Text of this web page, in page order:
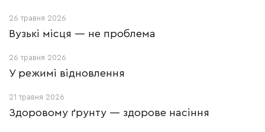
26 травня 2026
Вузькі місця — не проблема
26 травня 2026
У режимі відновлення
21 травня 2026
Здоровому ґрунту — здорове насіння